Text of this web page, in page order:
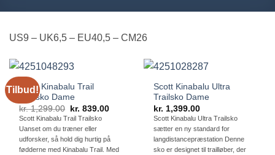
US9 – UK6,5 – EU40,5 – CM26
Tilbud!
Scott Kinabalu Trail
Trailsko Dame
kr.1,299.00 Den
oprindelige
var:
kr. 1,299.00.
kr. 839.00Den
kr. 839.00.
Scott Kinabalu Trail Trailsko
Uanset om du træner eller
udforsker, så hold dig hurtig på
fødderne med Kinabalu Trail. Med
Scott Kinabalu Ultra
Trailsko Dame
kr. 1,399.00
Scott Kinabalu Ultra Trailsko
sætter en ny standard for
langdistancepræstation Denne
sko er designet til trailløber, der